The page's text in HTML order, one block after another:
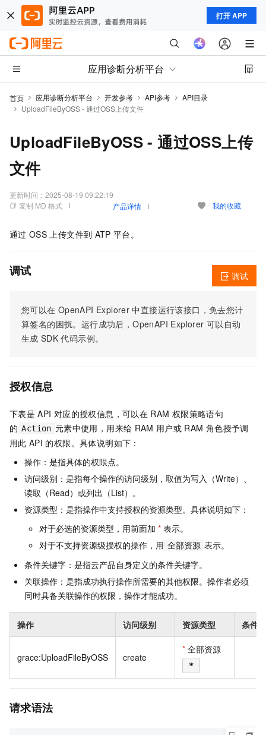
打开 APP
应用诊断分析平台
首页 应用诊断分析平台 开发参考 API参考
API目录
UploadFileByOSS - 通过OSS上传文件
UploadFileByOSS - 通过OSS上传
文件
更新时间： 2025-08-19 09:22:19
复制 MD 格式
产品详情 我的收藏
通过 OSS 上传文件到 ATP 平台。
调试
您可以在 OpenAPI Explorer 中直接运行该接口，免去您计
算签名的困扰。运行成功后，OpenAPI Explorer 可以自动
生成 SDK 代码示例。
调试
授权信息
下表是 API 对应的授权信息，可以在 RAM 权限策略语句
的 Action 元素中使用，用来给 RAM 用户或 RAM 角色授予调
用此 API 的权限。具体说明如下：
操作：是指具体的权限点。
访问级别：是指每个操作的访问级别，取值为写入（Write）、
读取（Read）或列出（List）。
资源类型：是指操作中支持授权的资源类型。具体说明如下：
对于必选的资源类型，用前面加 * 表示。
对于不支持资源级授权的操作，用 全部资源 表示。
条件关键字：是指云产品自身定义的条件关键字。
关联操作：是指成功执行操作所需要的其他权限。操作者必须
同时具备关联操作的权限，操作才能成功。
操作 访问级别 资源类型 条件
grace:UploadFileByOSS create
* 全部资源
*
请求语法